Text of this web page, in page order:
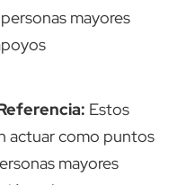
mayores
Estos
actuar como puntos
mayores